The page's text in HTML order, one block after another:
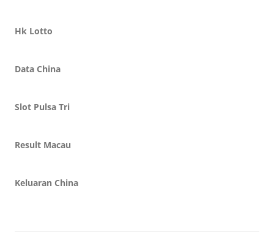
Hk Lotto
Data China
Slot Pulsa Tri
Result Macau
Keluaran China